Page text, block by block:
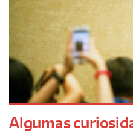
Algumas